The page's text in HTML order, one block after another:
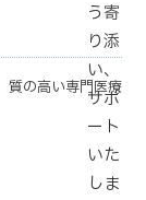
う寄
り添
い、
サポ
ート
いた
しま
質の高い専門医療